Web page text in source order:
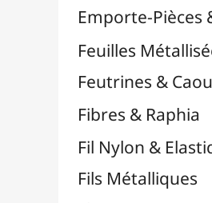
Poncage / Émeri
Quilling / Pliage
Reliure & Cinch
Sable, Strass & Paillettes 
Savons
Serviettes
Sublimation
Tampons et Encreurs 